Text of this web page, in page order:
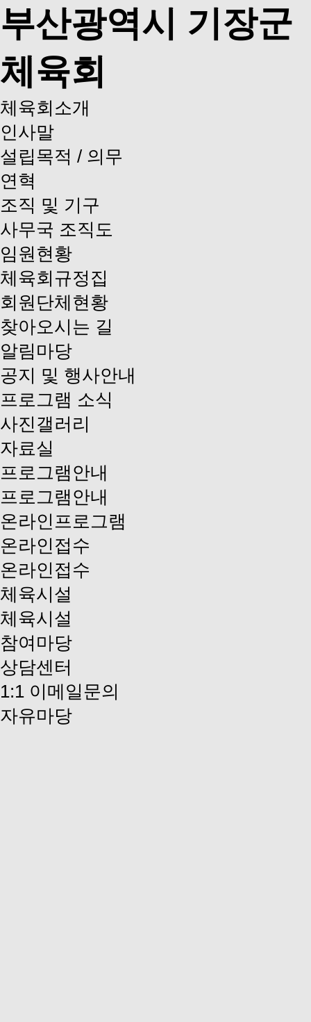
부산광역시 기장군
체육회
체육회소개
인사말
설립목적 / 의무
연혁
조직 및 기구
사무국 조직도
임원현황
체육회규정집
회원단체현황
찾아오시는 길
알림마당
공지 및 행사안내
프로그램 소식
사진갤러리
자료실
프로그램안내
프로그램안내
온라인프로그램
온라인접수
온라인접수
체육시설
체육시설
참여마당
상담센터
1:1 이메일문의
자유마당